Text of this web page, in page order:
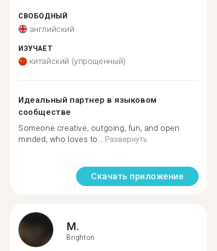
СВОБОДНЫЙ
английский
ИЗУЧАЕТ
китайский (упрощенный)
Идеальный партнер в языковом
сообществе
Someone creative, outgoing, fun, and open
minded, who loves to...Развернуть
Скачать приложение
M.
Brighton